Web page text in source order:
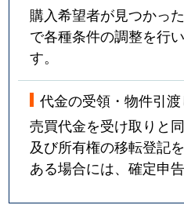
購入希望者が見つかっ
で各種条件の調整を行
す。
代金の受領・物件引渡
売買代金を受け取りと
及び所有権の移転登記
ある場合には、確定申